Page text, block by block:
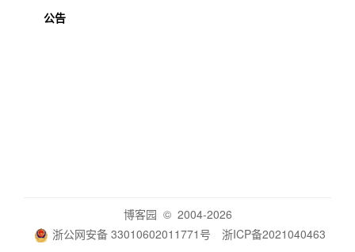
公告
博客园 © 2004-2026
浙公网安备 33010602011771号
浙ICP备2021040463